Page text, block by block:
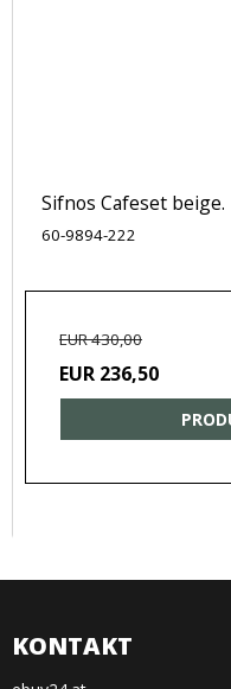
Sifnos Cafeset beige.
60-9894-222
EUR 430,00
EUR 236,50
KONTAKT